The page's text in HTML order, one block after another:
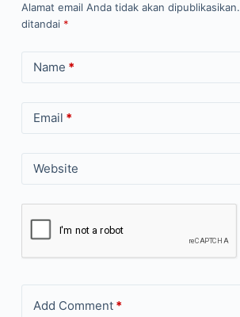
Alamat email Anda tidak akan dipublikasikan.
ditandai *
Name *
Email *
Website
Add Comment*